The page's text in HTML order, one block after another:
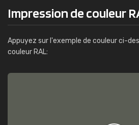
Impression de couleur
Appuyez sur l'exemple de couleur ci-
couleur RAL: